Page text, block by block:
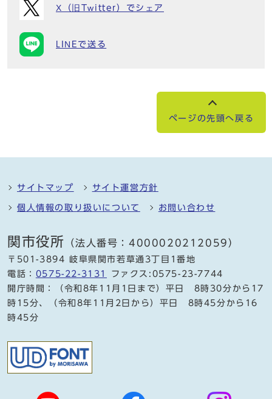
X（旧Twitter）でシェア
LINEで送る
ページの先頭へ戻る
サイトマップ サイト運営方針
個人情報の取り扱いについて お問い合わせ
関市役所 （法人番号：4000020212059）
〒501-3894 岐阜県関市若草通3丁目1番地
電話： 0575-22-3131
ファクス:0575-23-7744
開庁時間：（令和8年11月1日まで）平日 8時30分から17
時15分、（令和8年11月2日から）平日 8時45分から16
時45分